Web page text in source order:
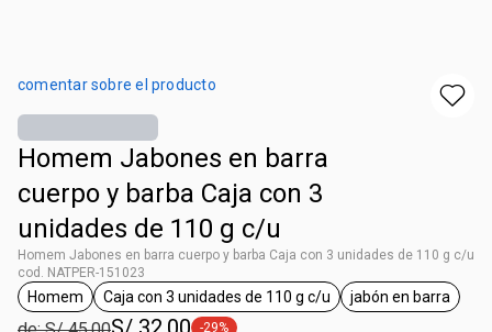
comentar sobre el producto
Homem Jabones en barra
cuerpo y barba Caja con 3
unidades de 110 g c/u
Homem Jabones en barra cuerpo y barba Caja con 3 unidades de 110 g c/u
cod. NATPER-151023
etiqueta Homem
Homem
etiqueta Caja con 3 unidades de 110 g
Caja con 3 unidades de 110 g c/u
etiqueta
jabón en barra
-29%